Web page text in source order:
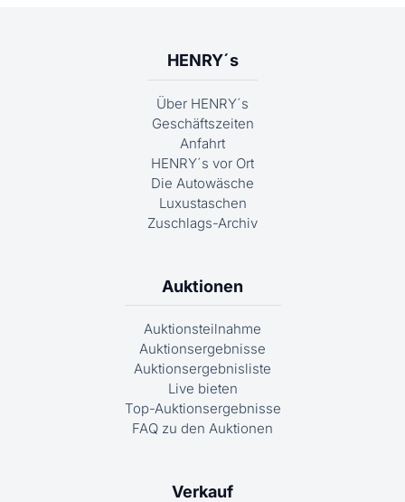
HENRY´s
Über HENRY´s
Geschäftszeiten
Anfahrt
HENRY´s vor Ort
Die Autowäsche
Luxustaschen
Zuschlags-Archiv
Auktionen
Auktionsteilnahme
Auktionsergebnisse
Auktionsergebnisliste
Live bieten
Top-Auktionsergebnisse
FAQ zu den Auktionen
Verkauf